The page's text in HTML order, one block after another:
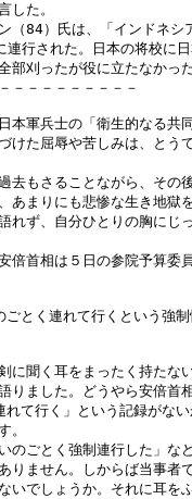
した。
（84）氏は、「インドネシ
行された。日本の将校に
部刈ったが役に立たなか
－－－－－－－
軍兵士の「衛生的なる共
けた屈辱や苦しみは、とう
もさることながら、その
あまりにも悲惨な生き地獄
れず、自分ひとりの胸にじ
首相は５日の参院予算委
とく連れて行くという強
聞く耳をまったく持たな
りました。どうやら安倍首
て行く」という記録がな
。
ごとく強制連行した」な
りません。しからば当事者
いでしょうか。それに耳を